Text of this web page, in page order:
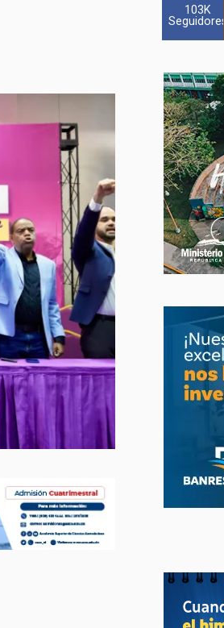
103K
Seguidores